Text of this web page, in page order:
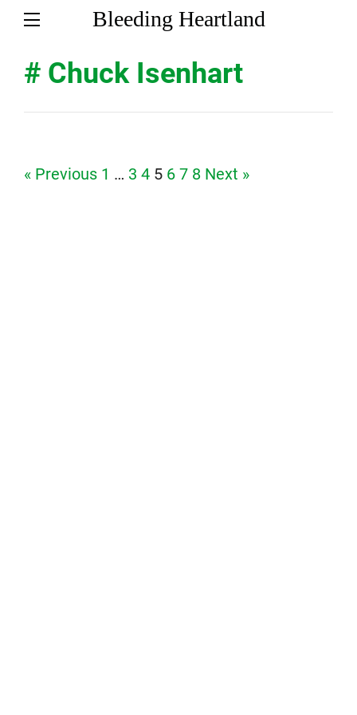
Bleeding Heartland
# Chuck Isenhart
« Previous Page
1 … Page
3 Page
4 Page
5 Page
6 Page
7 Page
8 Next »